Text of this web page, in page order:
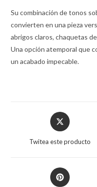
Su combinación de tonos
convierten en una pieza
abrigos claros, chaquetas
Una opción atemporal que
un acabado impecable.
Opens
in
Twitea este producto
Opens
in